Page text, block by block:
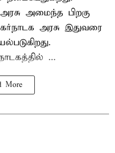
அமைந்த பிறகு
அரசு இதுவரை
...
More